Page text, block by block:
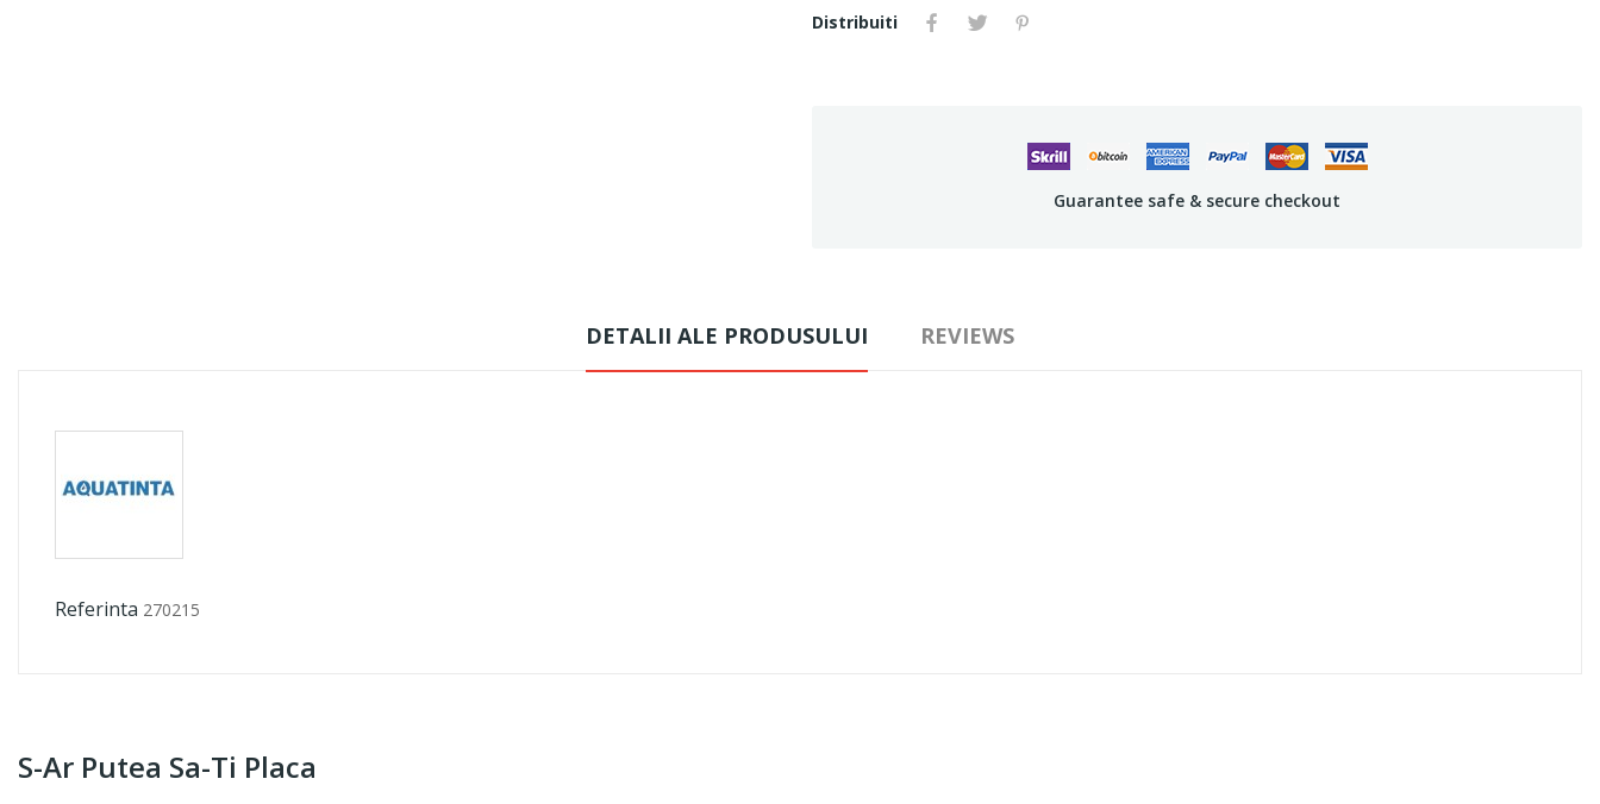
Distribuiti
Guarantee safe & secure checkout
DETALII ALE PRODUSULUI REVIEWS
Referinta 270215
S-Ar Putea Sa-Ti Placa